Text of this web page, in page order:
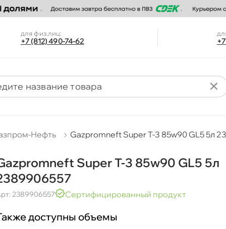
для физ.лиц:
+7 (812) 490-74-62
Нефть Gazpromneft Super T-3 85w90 GL5 5л
Super T-3 85w90 GL5 5л
2389906557 Сертифицированный продукт
доступны объемы